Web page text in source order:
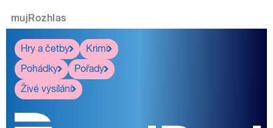
mujRozhlas
Hry a četby
Krimi
Pohádky
Pořady
Živé vysílání